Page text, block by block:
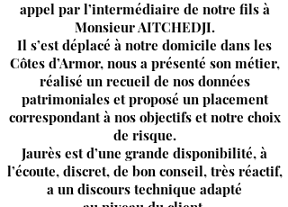
appel par l’intermédiaire de notre fils à
Monsieur AITCHEDJI.
Il s’est déplacé à notre domicile dans les
Côtes d’Armor, nous a présenté son métier,
réalisé un recueil de nos données
patrimoniales et proposé un placement
correspondant à nos objectifs et notre choix
de risque.
Jaurès est d’une grande disponibilité, à
l’écoute, discret, de bon conseil, très réactif,
a un discours technique adapté